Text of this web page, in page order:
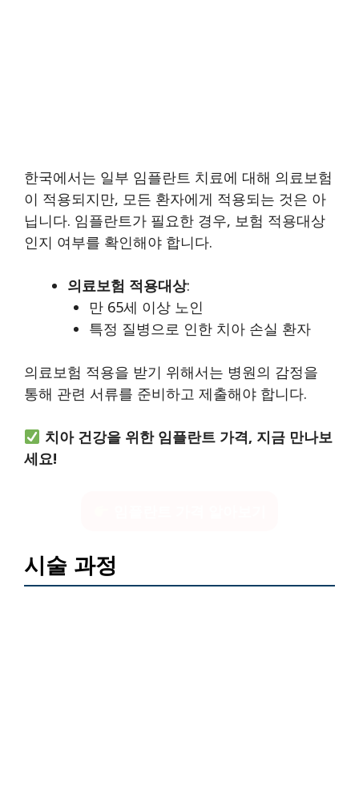
한국에서는 일부 임플란트 치료에 대해 의료보험
이 적용되지만, 모든 환자에게 적용되는 것은 아
닙니다. 임플란트가 필요한 경우, 보험 적용대상
인지 여부를 확인해야 합니다.
의료보험 적용대상:
만 65세 이상 노인
특정 질병으로 인한 치아 손실 환자
의료보험 적용을 받기 위해서는 병원의 감정을
통해 관련 서류를 준비하고 제출해야 합니다.
치아 건강을 위한 임플란트 가격, 지금 만나보
세요!
시술 과정